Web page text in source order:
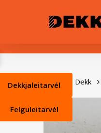
Heim Dekk
Dekkjaleitarvél
Felguleitarvél